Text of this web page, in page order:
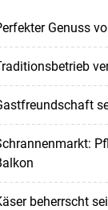
Genuss
beherrscht